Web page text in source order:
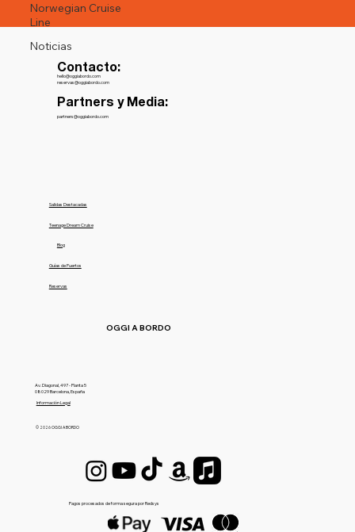
Norwegian Cruise
Line
Noticias
OGGI A BORDO
Av. Diagonal, 497 - Planta 5
08029 Barcelona, España
Información Legal
© 2026 OGGI A BORDO
Salidas Destacadas
Teenage Dream Cruise
Guías de Puertos
Blog
Reservas
Contacto:
hello@oggiabordo.com
reservas@oggiabordo.com
Partners y Media:
partners@oggiabordo.com
Pagos procesados de forma segura por Redsys